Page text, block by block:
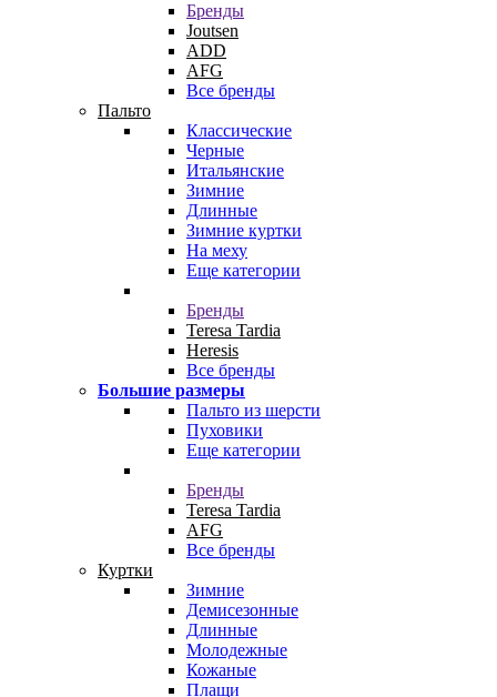
Бренды
Joutsen
ADD
AFG
Все бренды
Пальто
Классические
Черные
Итальянские
Зимние
Длинные
Зимние куртки
На меху
Еще категории
Бренды
Teresa Tardia
Heresis
Все бренды
Большие размеры
Пальто из шерсти
Пуховики
Еще категории
Бренды
Teresa Tardia
AFG
Все бренды
Куртки
Зимние
Демисезонные
Длинные
Молодежные
Кожаные
Плащи